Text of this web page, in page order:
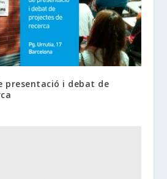
presentació i debat de